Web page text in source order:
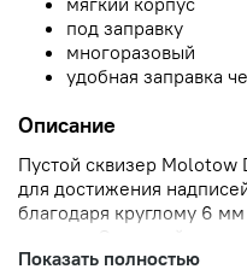
под заправку
многоразовый
удобная заправка
Описание
Пустой сквизер
для достижения
благодаря круглому 6
корпусу. Отличный
оформления интерьера —
Показать полностью